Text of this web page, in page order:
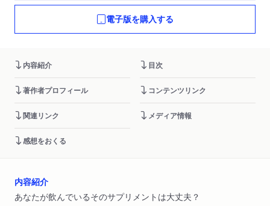
電子版を購入する
内容紹介 目次
著作者プロフィール コンテンツリンク
関連リンク メディア情報
感想をおくる
内容紹介
あなたが飲んでいるそのサプリメントは大丈夫？